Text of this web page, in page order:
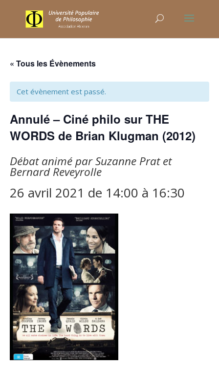
« Tous les Évènements
Cet évènement est passé.
Annulé – Ciné philo sur THE
WORDS de Brian Klugman (2012)
Débat animé par Suzanne Prat et
Bernard Reveyrolle
26 avril 2021 de 14:00 à 16:30